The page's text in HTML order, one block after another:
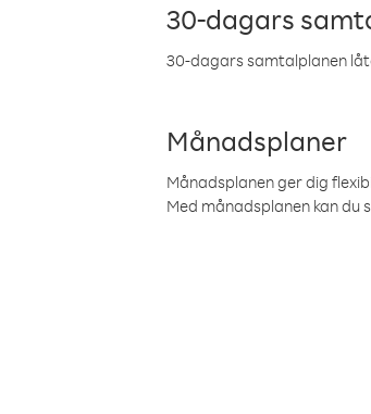
30-dagars
30-dagars samtalplanen
Månadsplaner
Månadsplanen ger dig
Med månadsplanen kan